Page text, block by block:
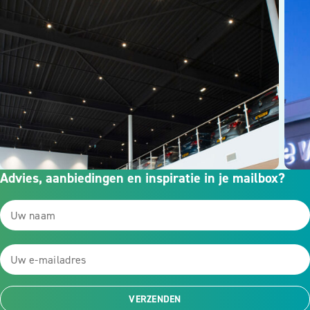
Advies, aanbiedingen en inspiratie in je mailbox?
VERZENDEN